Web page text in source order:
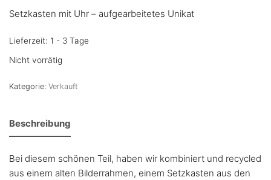
Setzkasten mit Uhr – aufgearbeitetes Unikat
Lieferzeit: 1 - 3 Tage
Nicht vorrätig
Kategorie: Verkauft
Beschreibung
Bei diesem schönen Teil, haben wir kombiniert und recycled
aus einem alten Bilderrahmen, einem Setzkasten aus den